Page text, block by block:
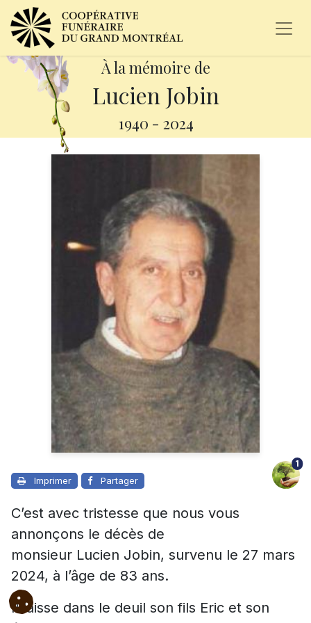
À la mémoire de
Lucien Jobin
1940 - 2024
Imprimer Partager
1
C’est avec tristesse que nous vous
annonçons le décès de
monsieur Lucien Jobin, survenu le 27 mars
2024, à l’âge de 83 ans.
Il laisse dans le deuil son fils Eric et son